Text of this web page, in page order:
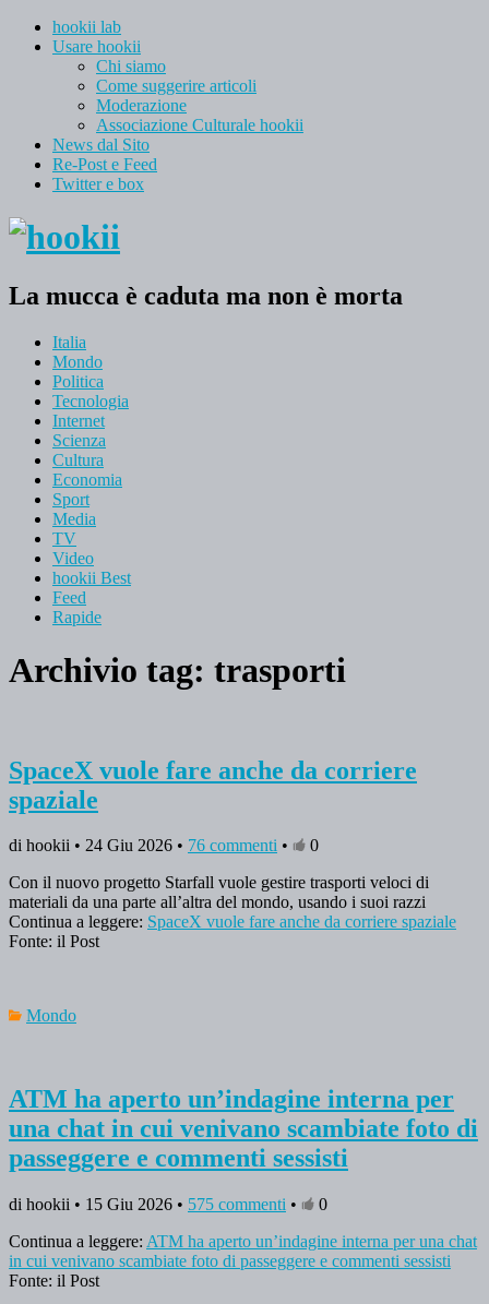
hookii lab
Usare hookii
Chi siamo
Come suggerire articoli
Moderazione
Associazione Culturale hookii
News dal Sito
Re-Post e Feed
Twitter e box
La mucca è caduta ma non è morta
Italia
Mondo
Politica
Tecnologia
Internet
Scienza
Cultura
Economia
Sport
Media
TV
Video
hookii Best
Feed
Rapide
Archivio tag: trasporti
SpaceX vuole fare anche da corriere
spaziale
di hookii • 24 Giu 2026 • 76 commenti •
0
Con il nuovo progetto Starfall vuole gestire trasporti veloci di
materiali da una parte all’altra del mondo, usando i suoi razzi
Continua a leggere: SpaceX vuole fare anche da corriere spaziale
Fonte: il Post
Mondo
ATM ha aperto un’indagine interna per
una chat in cui venivano scambiate foto di
passeggere e commenti sessisti
di hookii • 15 Giu 2026 • 575 commenti •
0
Continua a leggere: ATM ha aperto un’indagine interna per una chat
in cui venivano scambiate foto di passeggere e commenti sessisti
Fonte: il Post